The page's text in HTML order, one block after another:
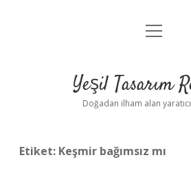
Anasayfa
Yasal Uyarı
menüyü
Yeşil Tasarım
Doğadan ilham alan
Etiket: Keşmir bağımsız mı